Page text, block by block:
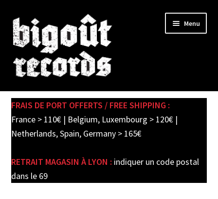
Skip
to
navigation
Skip
to
content
Menu
SHOP
child
PRE-ORDERS
FRAIS DE PORT OFFERTS / FREE SHIPPING :
France > 110€ | Belgium, Luxembourg > 120€ |
Netherlands, Spain, Germany > 165€
RETRAIT MAGASIN À LYON : indiquer un code postal
dans le 69